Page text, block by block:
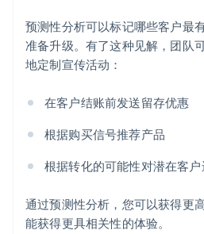
预测性分析可以标记哪些客户最
准备升级。有了这种见解，团队
地定制宣传活动：
在客户结账前发送留存优惠
根据购买信号推荐产品
根据转化的可能性对潜在客
通过预测性分析，您可以获得更
能获得更具相关性的体验。